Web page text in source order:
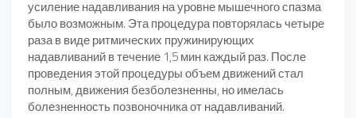
усиление надавливания на уровне мышечного спазма
было возможным. Эта процедура повторялась четыре
раза в виде ритмических пружинирующих
надавливаний в течение 1,5 мин каждый раз. После
проведения этой процедуры объем движений стал
полным, движения безболезненны, но имелась
болезненность позвоночника от надавливаний.